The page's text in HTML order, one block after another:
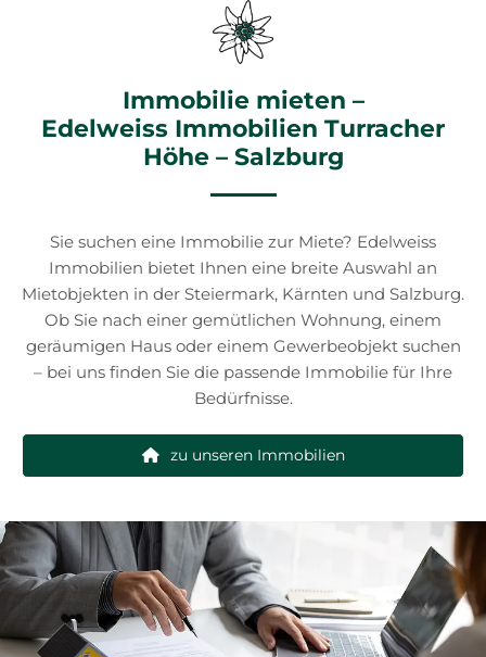
Immobilie mieten –
Edelweiss Immobilien Turracher
Höhe – Salzburg
Sie suchen eine Immobilie zur Miete? Edelweiss
Immobilien bietet Ihnen eine breite Auswahl an
Mietobjekten in der Steiermark, Kärnten und Salzburg.
Ob Sie nach einer gemütlichen Wohnung, einem
geräumigen Haus oder einem Gewerbeobjekt suchen
– bei uns finden Sie die passende Immobilie für Ihre
Bedürfnisse.
zu unseren Immobilien